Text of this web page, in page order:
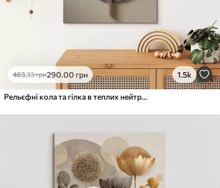
483.33грн290.00 грн 1.5k
Рельєфні кола та гілка в теплих нейтральних тонах